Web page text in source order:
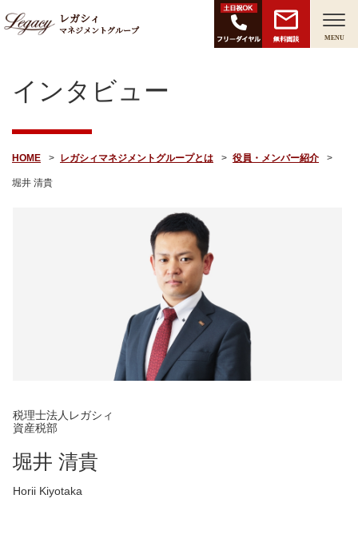
レガシィ
マネジメントグループ
無料面談 MENU
インタビュー
HOME レガシィマネジメントグループとは 役員・メンバー紹介
堀井 清貴
税理士法人レガシィ
資産税部
堀井 清貴
Horii Kiyotaka